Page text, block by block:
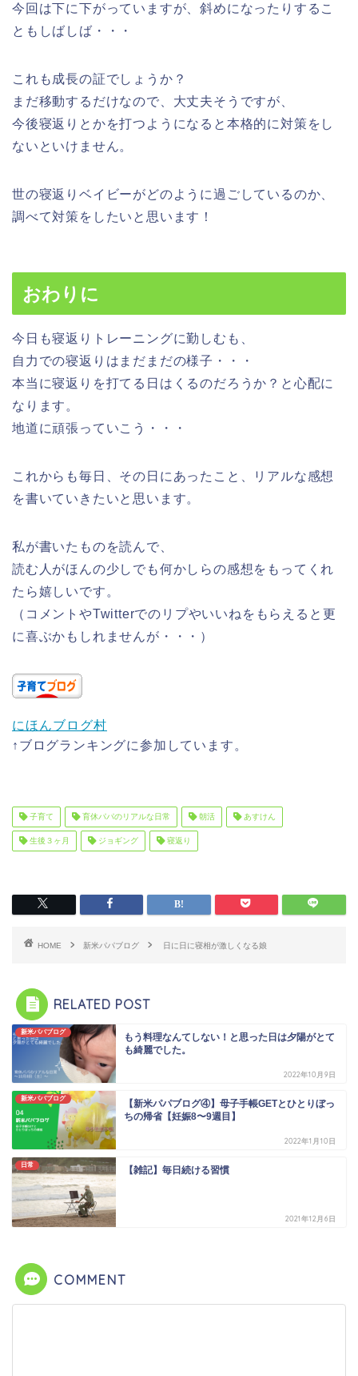
今回は下に下がっていますが、斜めになったりするこ
ともしばしば・・・
これも成長の証でしょうか？
まだ移動するだけなので、大丈夫そうですが、
今後寝返りとかを打つようになると本格的に対策をし
ないといけません。
世の寝返りベイビーがどのように過ごしているのか、
調べて対策をしたいと思います！
おわりに
今日も寝返りトレーニングに勤しむも、
自力での寝返りはまだまだの様子・・・
本当に寝返りを打てる日はくるのだろうか？と心配に
なります。
地道に頑張っていこう・・・
これからも毎日、その日にあったこと、リアルな感想
を書いていきたいと思います。
私が書いたものを読んで、
読む人がほんの少しでも何かしらの感想をもってくれ
たら嬉しいです。
（コメントやTwitterでのリプやいいねをもらえると更
に喜ぶかもしれませんが・・・）
にほんブログ村
↑ブログランキングに参加しています。
子育て 育休パパのリアルな日常 朝活 あすけん
生後３ヶ月 ジョギング 寝返り
HOME 新米パパブログ 日に日に寝相が激しくなる娘
RELATED POST
新米パパブログ
もう料理なんてしない！と思った日は夕陽がとて
も綺麗でした。
2022年10月9日
新米パパブログ
【新米パパブログ④】母子手帳GETとひとりぼっ
ちの帰省【妊娠8〜9週目】
2022年1月10日
日常 【雑記】毎日続ける習慣
2021年12月6日
COMMENT